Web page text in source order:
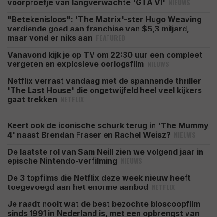
voorproefje van langverwachte 'GTA VI'
"Betekenisloos": 'The Matrix'-ster Hugo Weaving
verdiende goed aan franchise van $5,3 miljard,
maar vond er niks aan
Vanavond kijk je op TV om 22:30 uur een compleet
vergeten en explosieve oorlogsfilm
Netflix verrast vandaag met de spannende thriller
'The Last House' die ongetwijfeld heel veel kijkers
gaat trekken
Keert ook de iconische schurk terug in 'The Mummy
4' naast Brendan Fraser en Rachel Weisz?
De laatste rol van Sam Neill zien we volgend jaar in
epische Nintendo-verfilming
De 3 topfilms die Netflix deze week nieuw heeft
toegevoegd aan het enorme aanbod
Je raadt nooit wat de best bezochte bioscoopfilm
sinds 1991 in Nederland is, met een opbrengst van